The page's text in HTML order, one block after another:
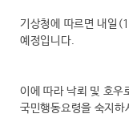
기상청에 따르면 내일
예정입니다.
이에 따라 낙뢰 및 호우
국민행동요령을 숙지